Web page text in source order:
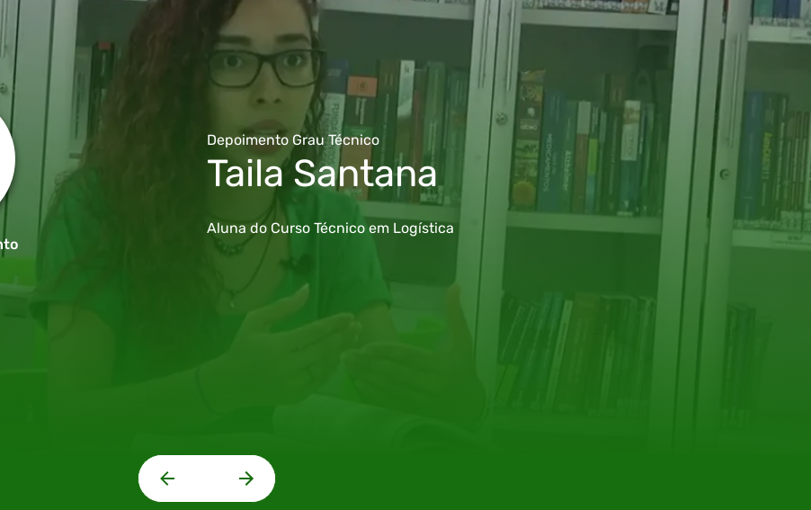
Depoimento Grau Técnico
Taila Santana
Aluna do Curso Técnico em Logística